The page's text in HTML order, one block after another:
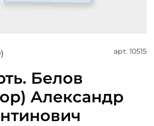
арт. 10515
Белов
Александр